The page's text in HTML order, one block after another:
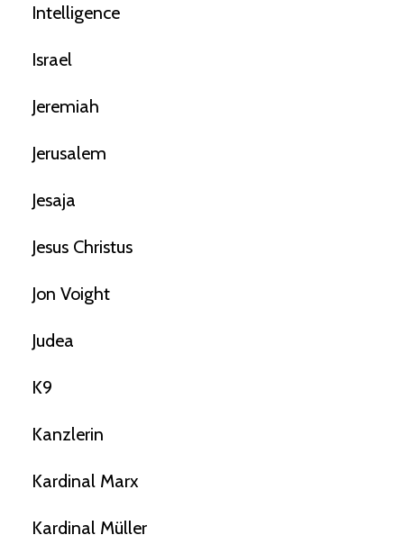
Intelligence
Israel
Jeremiah
Jerusalem
Jesaja
Jesus Christus
Jon Voight
Judea
K9
Kanzlerin
Kardinal Marx
Kardinal Müller